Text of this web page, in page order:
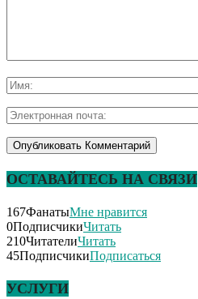
ОСТАВАЙТЕСЬ НА СВЯЗИ
167ФанатыМне нравится
0ПодписчикиЧитать
210ЧитателиЧитать
45ПодписчикиПодписаться
УСЛУГИ